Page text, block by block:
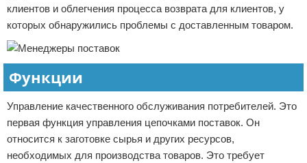
клиентов и облегчения процесса возврата для клиентов, у
которых обнаружились проблемы с доставленным товаром.
Функции
Управление качественного обслуживания потребителей. Это
первая функция управления цепочками поставок. Он
относится к заготовке сырья и других ресурсов,
необходимых для производства товаров. Это требует